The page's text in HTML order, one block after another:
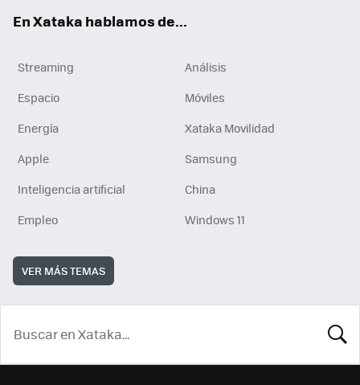
En Xataka hablamos de...
Streaming
Análisis
Espacio
Móviles
Energía
Xataka Movilidad
Apple
Samsung
Inteligencia artificial
China
Empleo
Windows 11
VER MÁS TEMAS